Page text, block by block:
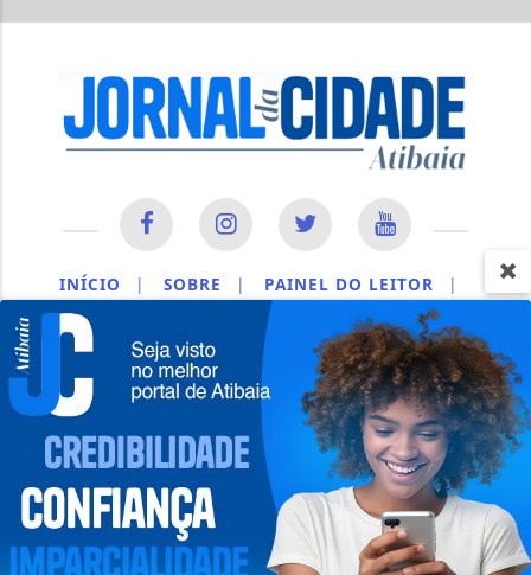
INÍCIO | SOBRE | PAINEL DO LEITOR |
EXPEDIENTE | TERMOS DE USO E PRIVACIDADE |
CONTATO